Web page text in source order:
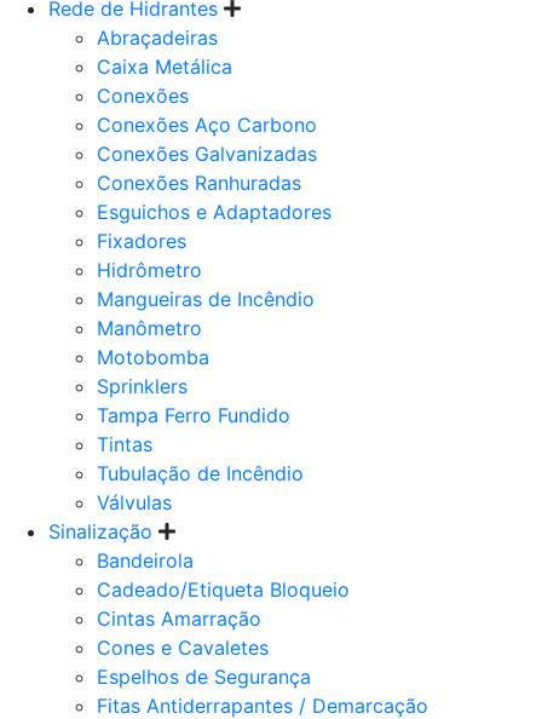
Rede de Hidrantes
Abraçadeiras
Caixa Metálica
Conexões
Conexões Aço Carbono
Conexões Galvanizadas
Conexões Ranhuradas
Esguichos e Adaptadores
Fixadores
Hidrômetro
Mangueiras de Incêndio
Manômetro
Motobomba
Sprinklers
Tampa Ferro Fundido
Tintas
Tubulação de Incêndio
Válvulas
Sinalização
Bandeirola
Cadeado/Etiqueta Bloqueio
Cintas Amarração
Cones e Cavaletes
Espelhos de Segurança
Fitas Antiderrapantes / Demarcação